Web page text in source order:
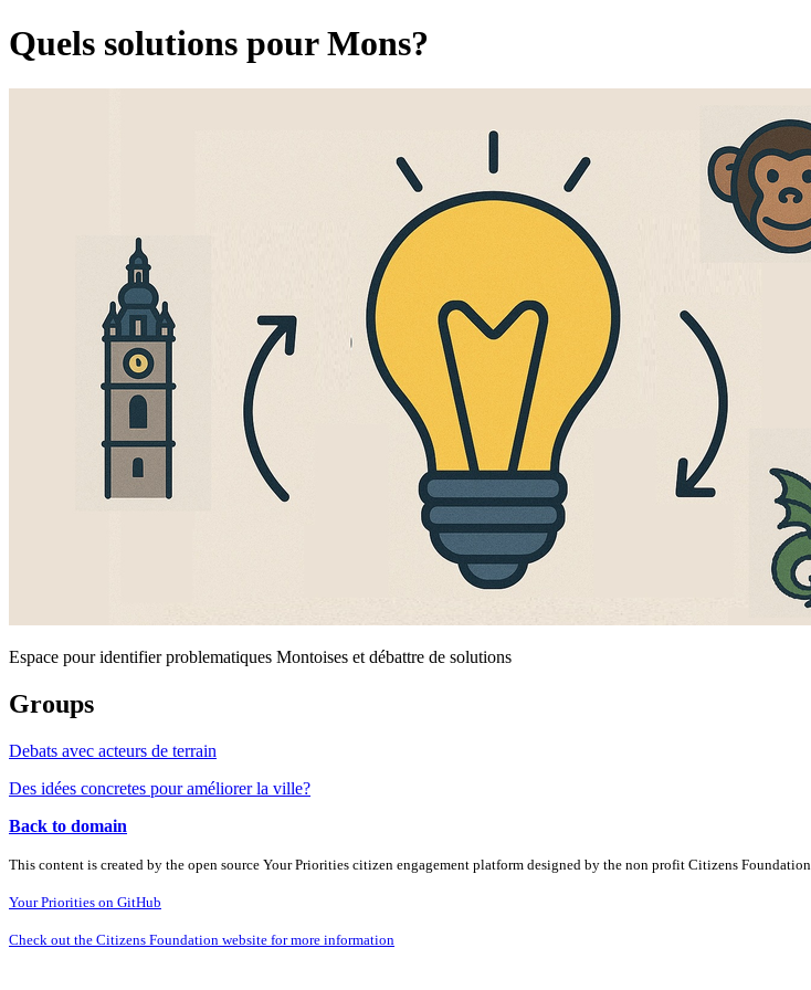
Quels solutions pour Mons?
Espace pour identifier problematiques Montoises et débattre de solutions
Groups
Debats avec acteurs de terrain
Des idées concretes pour améliorer la ville?
Back to domain
This content is created by the open source Your Priorities citizen engagement platform designed by the non profit Citizens Foundation
Your Priorities on GitHub
Check out the Citizens Foundation website for more information